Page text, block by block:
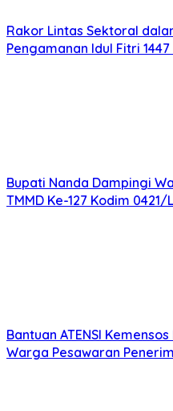
Rakor Lintas Sektoral
Pengamanan Idul Fitri 1447
Bupati Nanda Dampingi
TMMD Ke-127 Kodim
Bantuan ATENSI
Warga Pesawaran